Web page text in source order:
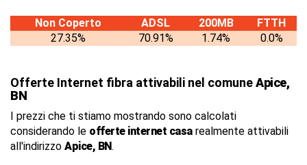
Non Coperto ADSL 200MB
FTTH
27.35%
70.91% 1.74% 0.0%
Offerte Internet fibra attivabili nel comuneApice,
BN
I prezzi che ti stiamo mostrando sono calcolati
considerando le offerte internet casarealmente attivabili
all'indirizzo Apice, BN.